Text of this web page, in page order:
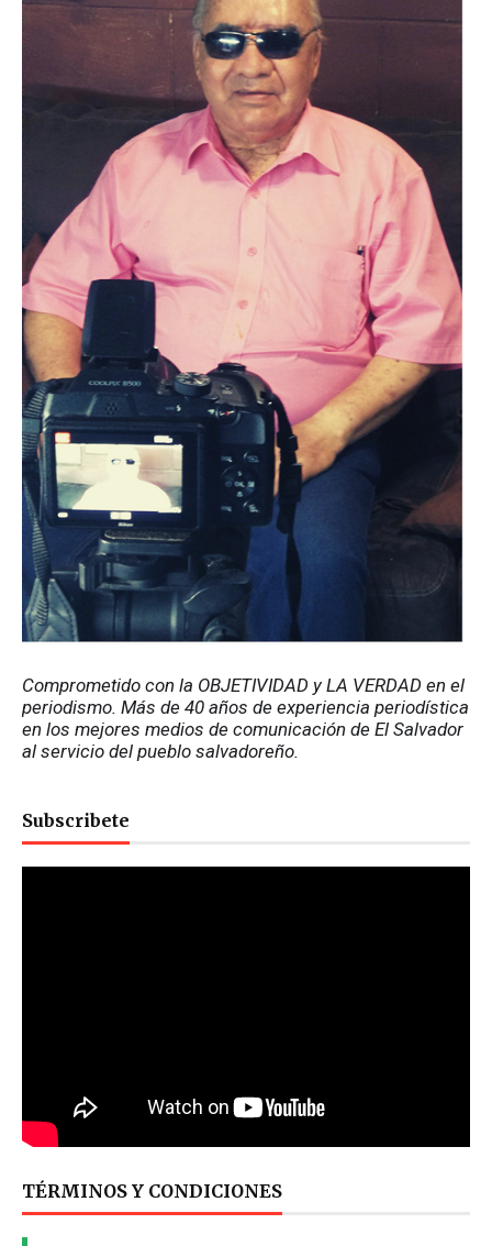
Comprometido con la OBJETIVIDAD y LA VERDAD en el
periodismo. Más de 40 años de experiencia periodística
en los mejores medios de comunicación de El Salvador
al servicio del pueblo salvadoreño.
Subscribete
TÉRMINOS Y CONDICIONES